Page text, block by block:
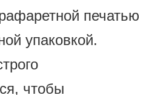
печатью
упаковкой.
чтобы